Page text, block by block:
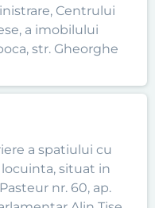
Centrului
a imobilului
str. Gheorghe
a spatiului cu
situat in
nr. 60, ap.